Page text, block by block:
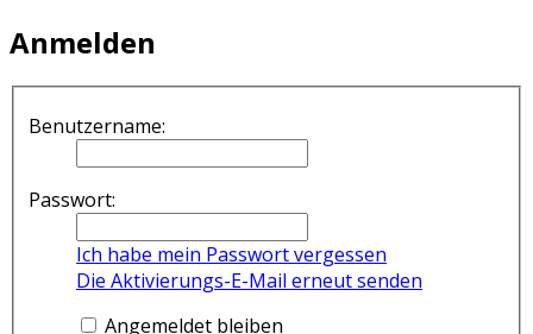
Anmelden
Benutzername:
Passwort:
Ich habe mein Passwort vergessen
Die Aktivierungs-E-Mail erneut senden
Angemeldet bleiben